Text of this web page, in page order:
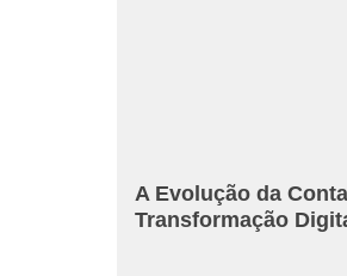
A Evolução da
Transformação